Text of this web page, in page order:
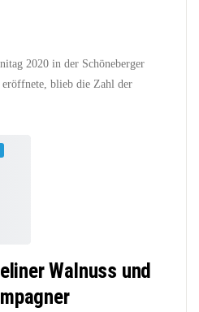
2020 in der Schöneberger
eröffnete, blieb die Zahl der
Walnuss und